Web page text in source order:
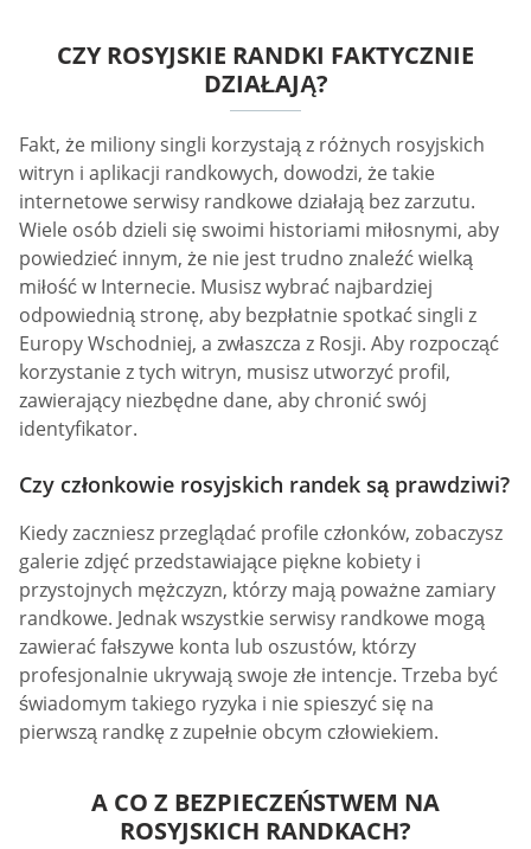
CZY ROSYJSKIE RANDKI FAKTYCZNIE
DZIAŁAJĄ?
Fakt, że miliony singli korzystają z różnych rosyjskich
witryn i aplikacji randkowych, dowodzi, że takie
internetowe serwisy randkowe działają bez zarzutu.
Wiele osób dzieli się swoimi historiami miłosnymi, aby
powiedzieć innym, że nie jest trudno znaleźć wielką
miłość w Internecie. Musisz wybrać najbardziej
odpowiednią stronę, aby bezpłatnie spotkać singli z
Europy Wschodniej, a zwłaszcza z Rosji. Aby rozpocząć
korzystanie z tych witryn, musisz utworzyć profil,
zawierający niezbędne dane, aby chronić swój
identyfikator.
Czy członkowie rosyjskich randek są prawdziwi?
Kiedy zaczniesz przeglądać profile członków, zobaczysz
galerie zdjęć przedstawiające piękne kobiety i
przystojnych mężczyzn, którzy mają poważne zamiary
randkowe. Jednak wszystkie serwisy randkowe mogą
zawierać fałszywe konta lub oszustów, którzy
profesjonalnie ukrywają swoje złe intencje. Trzeba być
świadomym takiego ryzyka i nie spieszyć się na
pierwszą randkę z zupełnie obcym człowiekiem.
A CO Z BEZPIECZEŃSTWEM NA
ROSYJSKICH RANDKACH?